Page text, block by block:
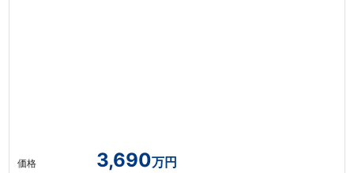
価格 3,690万円